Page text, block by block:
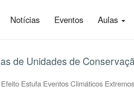
Notícias Eventos Aulas
de Unidades de
Estufa Eventos Climáticos Extremos